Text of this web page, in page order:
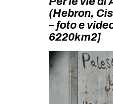
(Hebron,
– foto e
6220km2]